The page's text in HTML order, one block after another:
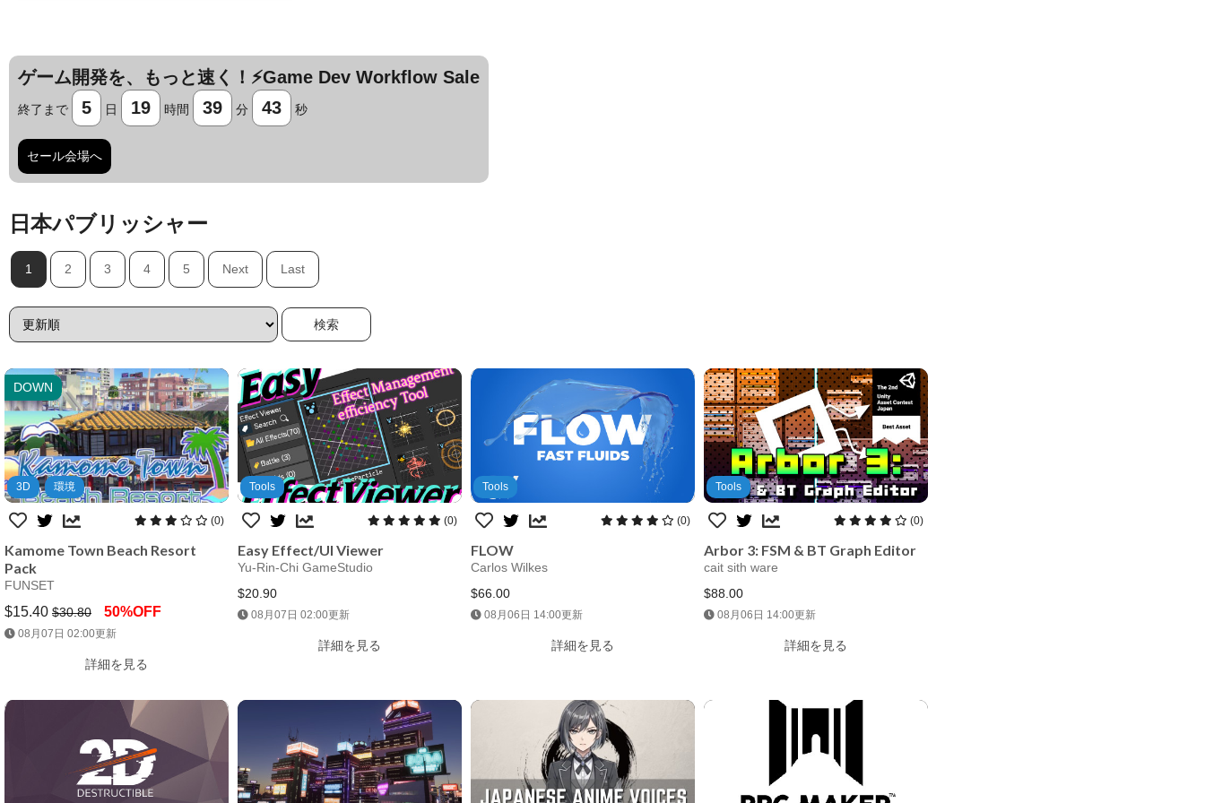
ゲーム開発を、もっと速く！⚡️Game Dev Workflow Sale
終了まで 5 日 19 時間 39 分 42 秒
セール会場へ
日本パブリッシャー
1 2 3 4 5 Next Last
DOWN
3D 環境
(0)
Kamome Town Beach Resort
Pack
FUNSET
$15.40 $30.80 50%OFF
08月07日 02:00更新
詳細を見る
Tools
(0)
Easy Effect/UI Viewer
Yu-Rin-Chi GameStudio
$20.90
08月07日 02:00更新
詳細を見る
Tools
(0)
FLOW
Carlos Wilkes
$66.00
08月06日 14:00更新
詳細を見る
Tools
(0)
Arbor 3: FSM & BT Graph Editor
cait sith ware
$88.00
08月06日 14:00更新
詳細を見る
Jump AssetStore